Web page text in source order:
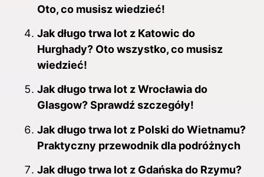
Oto, co musisz wiedzieć!
Jak długo trwa lot z Katowic do
Hurghady? Oto wszystko, co musisz
wiedzieć!
Jak długo trwa lot z Wrocławia do
Glasgow? Sprawdź szczegóły!
Jak długo trwa lot z Polski do Wietnamu?
Praktyczny przewodnik dla podróżnych
Jak długo trwa lot z Gdańska do Rzymu?